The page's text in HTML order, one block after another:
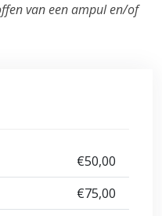
van een ampul en/of
€50,00
€75,00